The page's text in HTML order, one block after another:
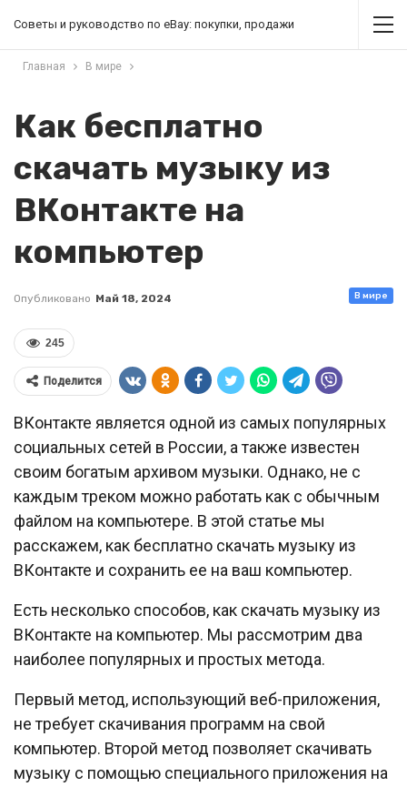
Советы и руководство по eBay: покупки, продажи
Главная В мире
Как бесплатно
скачать музыку из
ВКонтакте на
компьютер
В мире
Опубликовано Май 18, 2024
245
Поделится
ВКонтакте является одной из самых популярных
социальных сетей в России, а также известен
своим богатым архивом музыки. Однако, не с
каждым треком можно работать как с обычным
файлом на компьютере. В этой статье мы
расскажем, как бесплатно скачать музыку из
ВКонтакте и сохранить ее на ваш компьютер.
Есть несколько способов, как скачать музыку из
ВКонтакте на компьютер. Мы рассмотрим два
наиболее популярных и простых метода.
Первый метод, использующий веб-приложения,
не требует скачивания программ на свой
компьютер. Второй метод позволяет скачивать
музыку с помощью специального приложения на